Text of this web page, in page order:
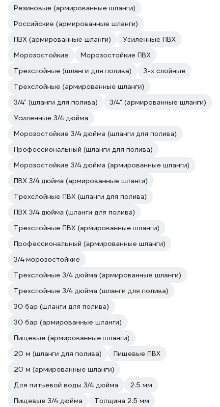
Резиновые (армированные шланги)
Российские (армированные шланги)
ПВХ (армированные шланги)
Усиленные ПВХ
Морозостойкие
Морозостойкие ПВХ
Трехслойные (шланги для полива)
3-х слойные
Трехслойные (армированные шланги)
3/4" (шланги для полива)
3/4" (армированные шланги)
Усиленные 3/4 дюйма
Морозостойкие 3/4 дюйма (шланги для полива)
Профессиональный (шланги для полива)
Морозостойкие 3/4 дюйма (армированные шланги)
ПВХ 3/4 дюйма (армированные шланги)
Трехслойные ПВХ (шланги для полива)
ПВХ 3/4 дюйма (шланги для полива)
Трехслойные ПВХ (армированные шланги)
Профессиональный (армированные шланги)
3/4 морозостойкие
Трехслойные 3/4 дюйма (армированные шланги)
Трехслойные 3/4 дюйма (шланги для полива)
30 бар (шланги для полива)
30 бар (армированные шланги)
Пищевые (армированные шланги)
20 м (шланги для полива)
Пищевые ПВХ
20 м (армированные шланги)
Для питьевой воды 3/4 дюйма
2.5 мм
Пищевые 3/4 дюйма
Толщина 2.5 мм